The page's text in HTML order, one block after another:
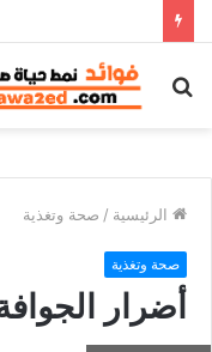
بحث
الرئيسية / صحة وتغذية
صحة وتغذية
أضرار